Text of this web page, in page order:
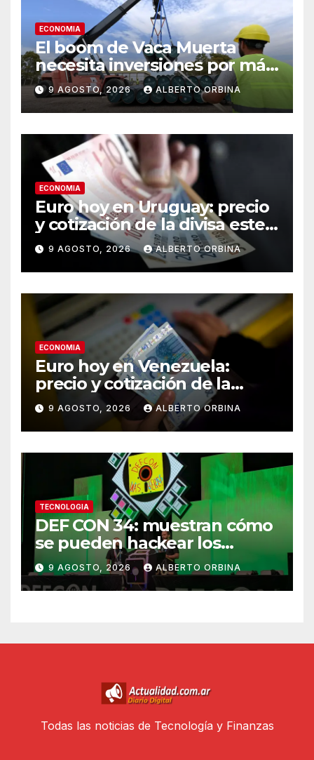
ECONOMIA
El boom de Vaca Muerta
necesita inversiones por más
de un año de sus
exportaciones para
expandirse
9 AGOSTO, 2026 ALBERTO ORBINA
ECONOMIA
Euro hoy en Uruguay: precio
y cotización de la divisa este
domingo 9 de agosto de
2026
9 AGOSTO, 2026 ALBERTO ORBINA
ECONOMIA
Euro hoy en Venezuela:
precio y cotización de la
divisa este domingo 9 de
agosto de 2026
9 AGOSTO, 2026 ALBERTO ORBINA
TECNOLOGIA
DEF CON 34: muestran cómo
se pueden hackear los
controles biométricos de
bancos y fintech de América
Latina
9 AGOSTO, 2026 ALBERTO ORBINA
Todas las noticias de Tecnología y Finanzas